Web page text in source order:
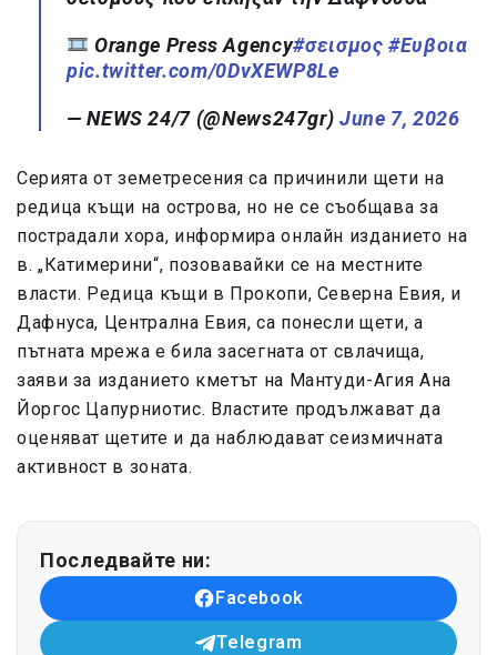
Orange Press Agency#σεισμος #Ευβοια
pic.twitter.com/0DvXEWP8Le
— NEWS 24/7 (@News247gr) June 7, 2026
Серията от земетресения са причинили щети на
редица къщи на острова, но не се съобщава за
пострадали хора, информира онлайн изданието на
в. „Катимерини“, позовавайки се на местните
власти. Редица къщи в Прокопи, Северна Евия, и
Дафнуса, Централна Евия, са понесли щети, а
пътната мрежа е била засегната от свлачища,
заяви за изданието кметът на Мантуди-Агия Ана
Йоргос Цапурниотис. Властите продължават да
оценяват щетите и да наблюдават сеизмичната
активност в зоната.
Последвайте ни:
Facebook
Telegram